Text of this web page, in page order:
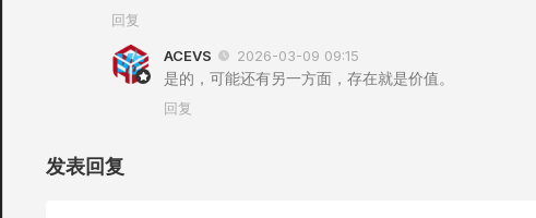
回复
ACEVS 2026-03-09 09:15
是的，可能还有另一方面，存在就是价值。
回复
发表回复